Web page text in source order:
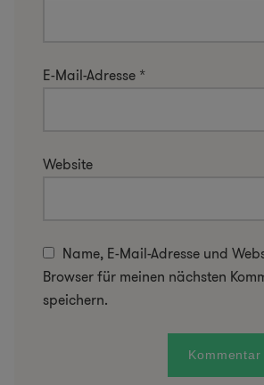
E-Mail-Adresse *
Website
Name, E-Mail-Adresse und
Browser für meinen nächsten
speichern.